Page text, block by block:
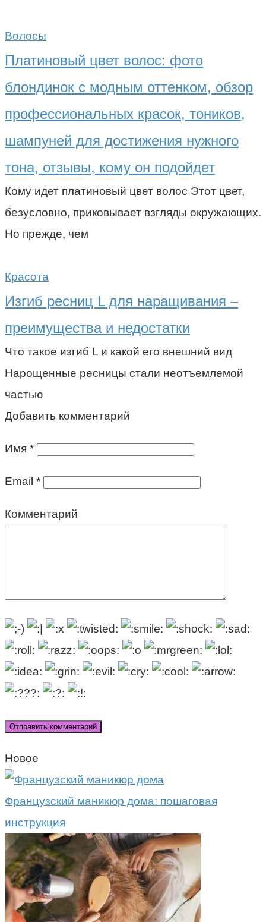
Волосы
Платиновый цвет волос: фото
блондинок с модным оттенком, обзор
профессиональных красок, тоников,
шампуней для достижения нужного
тона, отзывы, кому он подойдет
Кому идет платиновый цвет волос Этот цвет,
безусловно, приковывает взгляды окружающих.
Но прежде, чем
Красота
Изгиб ресниц L для наращивания –
преимущества и недостатки
Что такое изгиб L и какой его внешний вид
Нарощенные ресницы стали неотъемлемой
частью
Добавить комментарий
Имя *
Email *
Комментарий
Новое
Французский маникюр дома: пошаговая
инструкция